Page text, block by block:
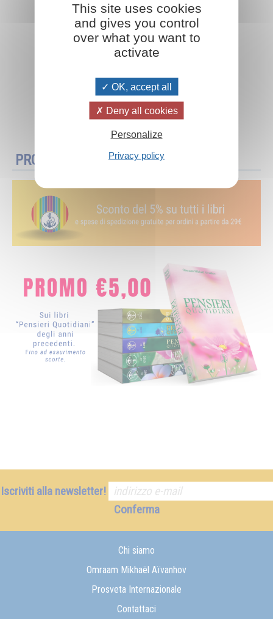
Aggiungi al carrello
PROMOZIONI
Iscriviti alla newsletter!
Conferma
Chi siamo
Omraam Mikhaël Aïvanhov
Prosveta Internazionale
Contattaci
This site uses cookies
and gives you control
over what you want to
activate
OK, accept all
Deny all cookies
Personalize
Privacy policy